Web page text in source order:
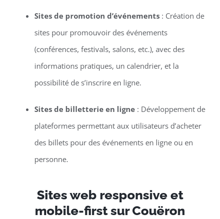
Sites de promotion d’événements: Création de
sites pour promouvoir des événements
(conférences, festivals, salons, etc.), avec des
informations pratiques, un calendrier, et la
possibilité de s’inscrire en ligne.
Sites de billetterie en ligne: Développement de
plateformes permettant aux utilisateurs d’acheter
des billets pour des événements en ligne ou en
personne.
Sites web responsive et
mobile-first sur Couëron